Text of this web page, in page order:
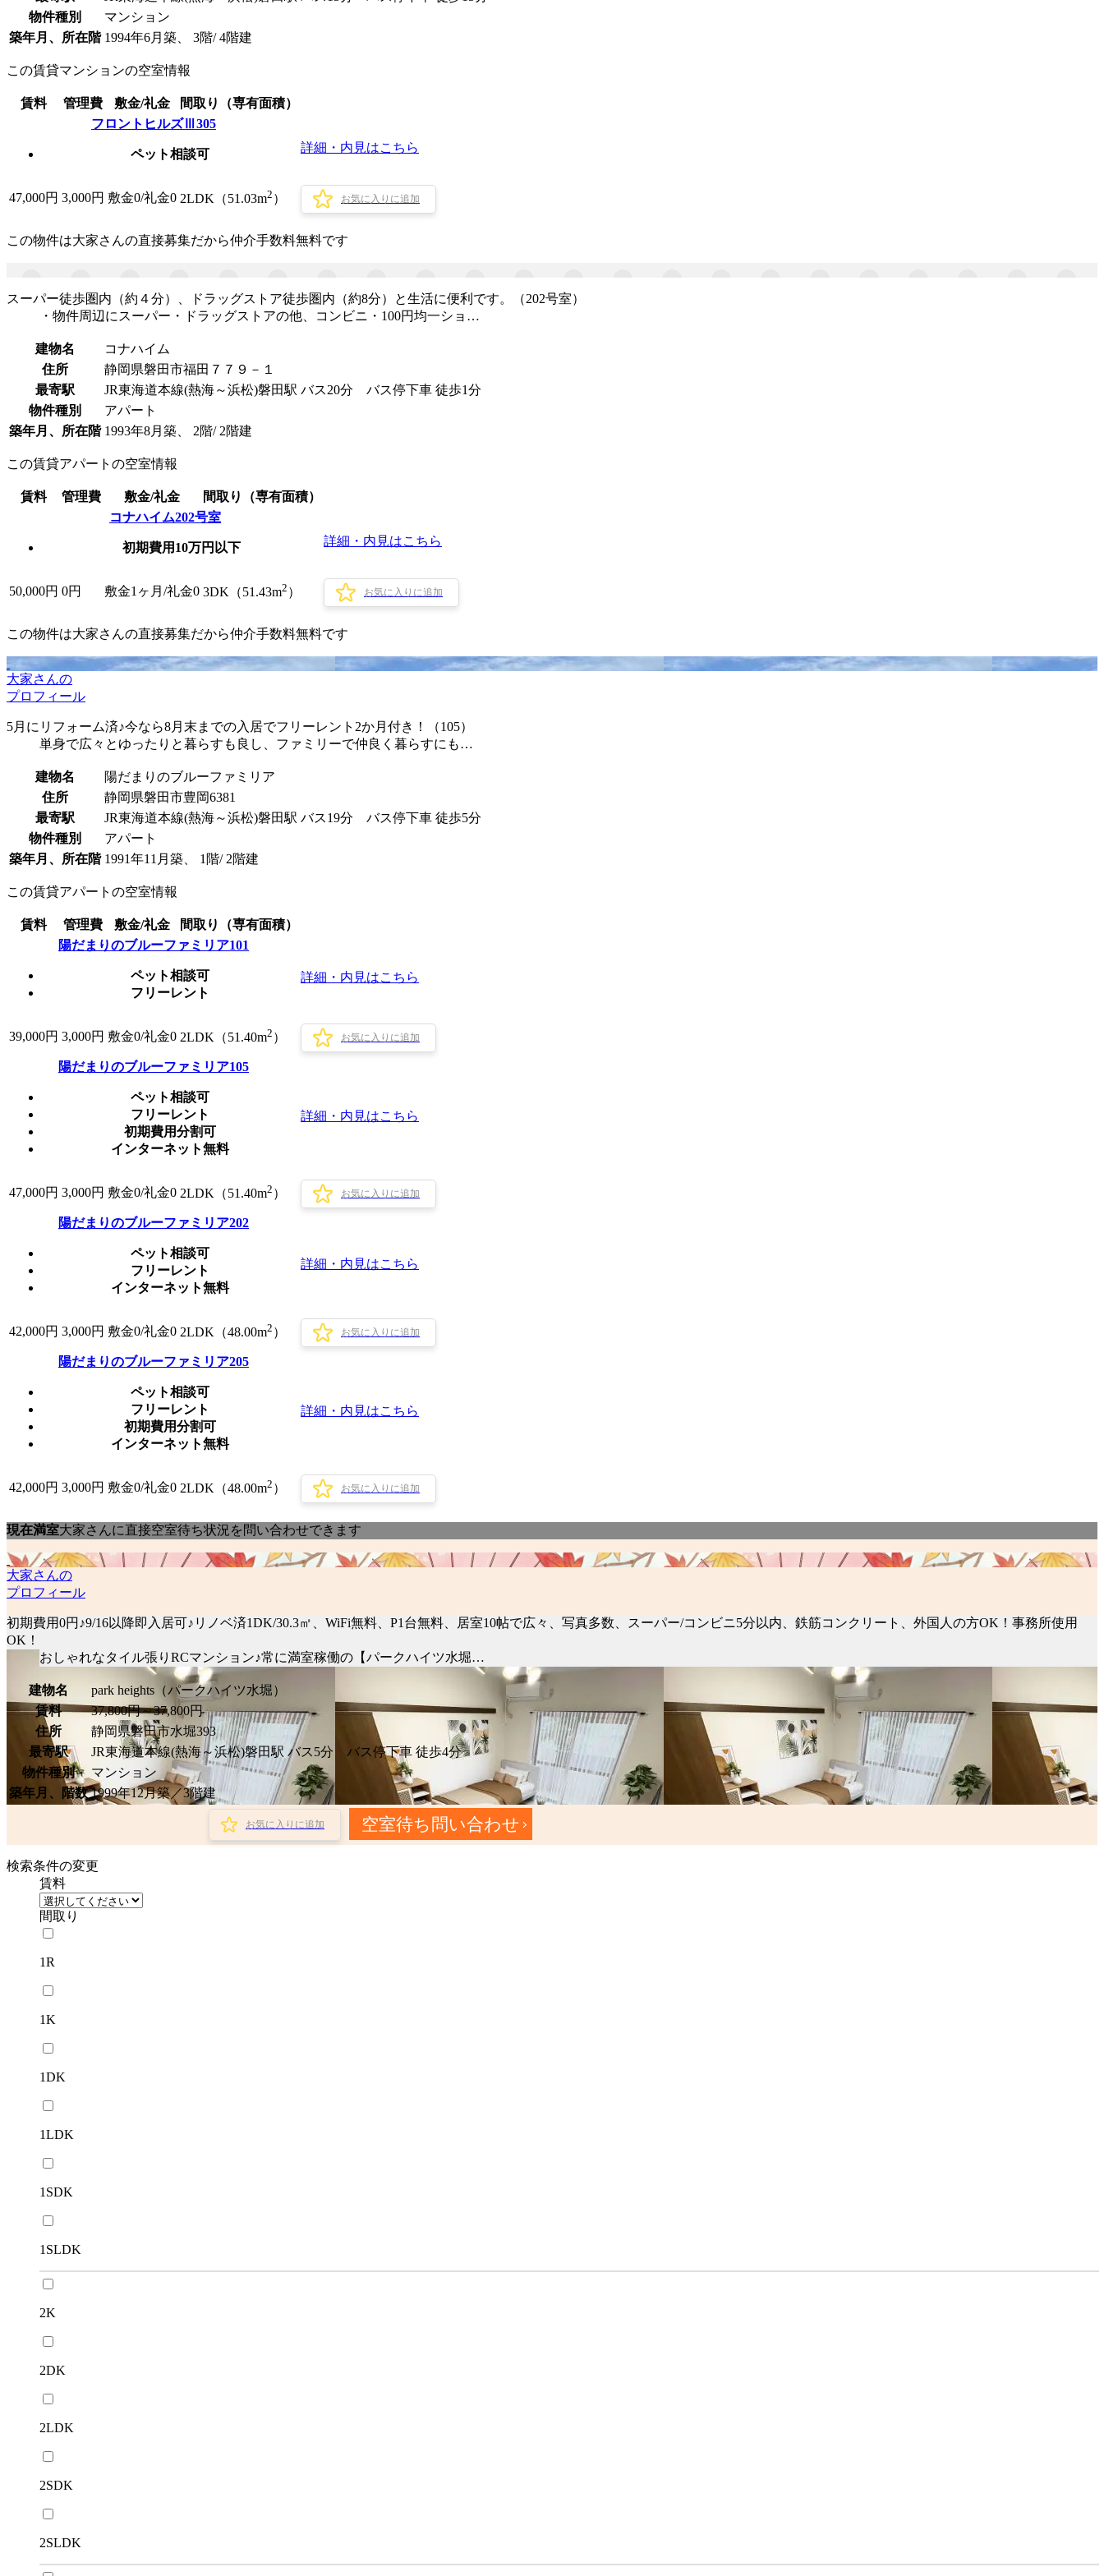
物件種別
マンション
築年月、所在階 1994年6月築、 3階/ 4階建
この賃貸マンションの空室情報
賃料 管理費 敷金/礼金
間取り（専有面積）
フロントヒルズⅢ305
ペット相談可 詳細・内見はこちら
47,000円 3,000円 敷金0/礼金0 2LDK（51.03m2 ） お気に入りに追加
この物件は大家さんの直接募集だから仲介手数料無料です
スーパー徒歩圏内（約４分）、ドラッグストア徒歩圏内（約8分）と生活に便利です。（202号室）
・物件周辺にスーパー・ドラッグストアの他、コンビニ・100円均一ショ…
建物名
コナハイム
住所
静岡県磐田市福田７７９－１
最寄駅
JR東海道本線(熱海～浜松)磐田駅 バス20分 バス停下車 徒歩1分
物件種別
アパート
築年月、所在階 1993年8月築、 2階/ 2階建
この賃貸アパートの空室情報
賃料 管理費 敷金/礼金
間取り（専有面積）
コナハイム202号室
初期費用10万円以下 詳細・内見はこちら
50,000円 0円 敷金1ヶ月/礼金0 3DK（51.43m2 ） お気に入りに追加
この物件は大家さんの直接募集だから仲介手数料無料です
大家さんの
プロフィール
5月にリフォーム済♪今なら8月末までの入居でフリーレント2か月付き！（105）
単身で広々とゆったりと暮らすも良し、ファミリーで仲良く暮らすにも…
建物名
陽だまりのブルーファミリア
住所
静岡県磐田市豊岡6381
最寄駅
JR東海道本線(熱海～浜松)磐田駅 バス19分 バス停下車 徒歩5分
物件種別
アパート
築年月、所在階 1991年11月築、 1階/ 2階建
この賃貸アパートの空室情報
賃料 管理費 敷金/礼金
間取り（専有面積）
陽だまりのブルーファミリア101
ペット相談可
フリーレント
詳細・内見はこちら
39,000円 3,000円 敷金0/礼金0 2LDK（51.40m2 ） お気に入りに追加
陽だまりのブルーファミリア105
ペット相談可
フリーレント
初期費用分割可
インターネット無料
詳細・内見はこちら
47,000円 3,000円 敷金0/礼金0 2LDK（51.40m2 ） お気に入りに追加
陽だまりのブルーファミリア202
ペット相談可
フリーレント
インターネット無料
詳細・内見はこちら
42,000円 3,000円 敷金0/礼金0 2LDK（48.00m2 ） お気に入りに追加
陽だまりのブルーファミリア205
ペット相談可
フリーレント
初期費用分割可
インターネット無料
詳細・内見はこちら
42,000円 3,000円 敷金0/礼金0 2LDK（48.00m2 ） お気に入りに追加
現在満室大家さんに直接空室待ち状況を問い合わせできます
大家さんの
プロフィール
初期費用0円♪9/16以降即入居可♪リノベ済1DK/30.3㎡、WiFi無料、P1台無料、居室10帖で広々、写真多数、スーパー/コンビニ5分以内、鉄筋コンクリート、外国人の方OK！事務所使用
OK！
おしゃれなタイル張りRCマンション♪常に満室稼働の【パークハイツ水堀…
建物名
park heights（パークハイツ水堀）
賃料
37,800円～37,800円
住所
静岡県磐田市水堀393
最寄駅
JR東海道本線(熱海～浜松)磐田駅 バス5分 バス停下車 徒歩4分
物件種別
マンション
築年月、階数 1999年12月築／3階建
お気に入りに追加 空室待ち問い合わせ
検索条件の変更
賃料
間取り
1R
1K
1DK
1LDK
1SDK
1SLDK
2K
2DK
2LDK
2SDK
2SLDK